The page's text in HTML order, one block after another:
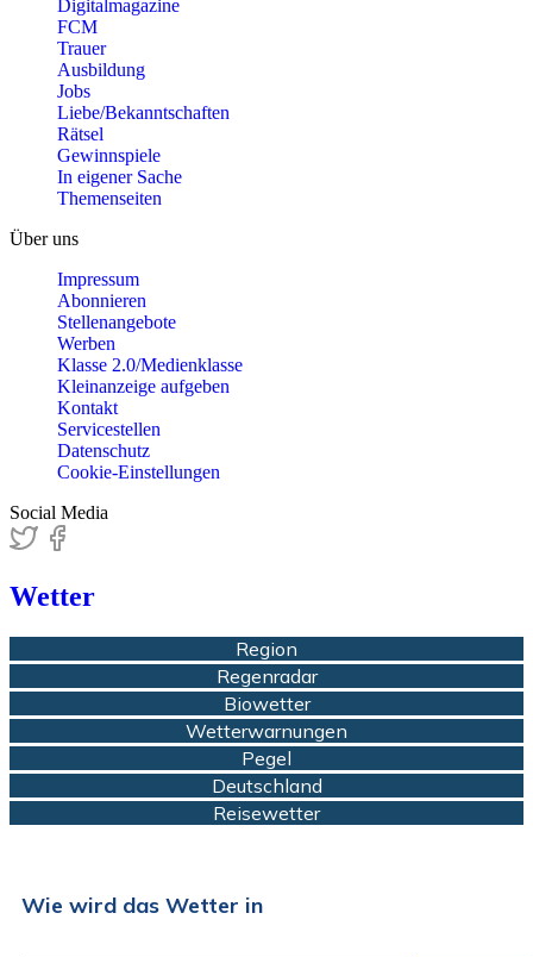
Digitalmagazine
FCM
Trauer
Ausbildung
Jobs
Liebe/Bekanntschaften
Rätsel
Gewinnspiele
In eigener Sache
Themenseiten
Über uns
Impressum
Abonnieren
Stellenangebote
Werben
Klasse 2.0/Medienklasse
Kleinanzeige aufgeben
Kontakt
Servicestellen
Datenschutz
Cookie-Einstellungen
Social Media
Wetter
Region
Regenradar
Biowetter
Wetterwarnungen
Pegel
Deutschland
Reisewetter
Wie wird das Wetter in